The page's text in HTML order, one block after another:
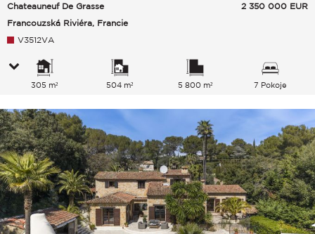
Chateauneuf De Grasse
Francouzská Riviéra, Francie
2 350 000 EUR
V3512VA
305 m² 504 m² 5 800 m² 7 Pokoje